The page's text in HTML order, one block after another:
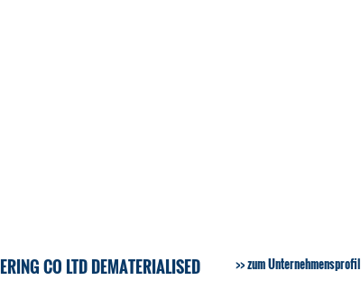
CO LTD DEMATERIALISED zum Unternehmensprofil